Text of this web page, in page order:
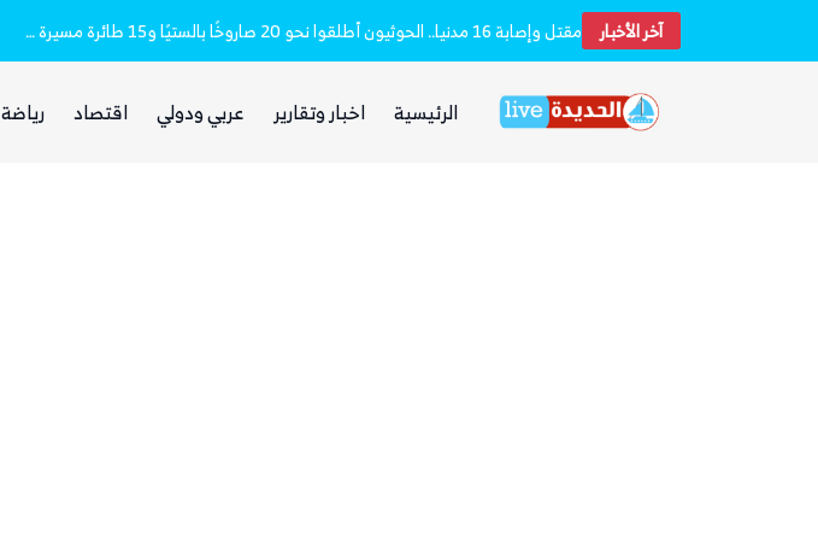
آخر الأخباربعد يومين من الانفجار.. الحوثيون ينتشلون جثث 26 من عناصر «القوة الصاروخية» في نفق بين الحيمة ومناخة مقتل وإصابة 16 مدنيا.. الحوثيون أطلقوا نحو 20 صاروخًا بالستيًا و15 طائرة مسيرة على مأرب
الرئيسية اخبار وتقارير عربي ودولي اقتصاد رياضة